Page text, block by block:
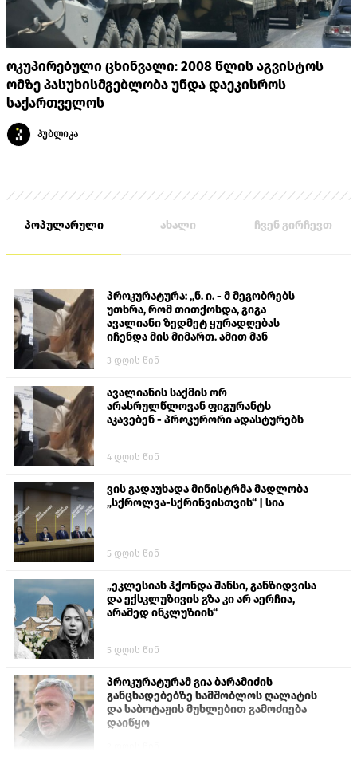
ოკუპირებული ცხინვალი: 2008 წლის აგვისტოს
ომზე პასუხისმგებლობა უნდა დაეკისროს
საქართველოს
პუბლიკა
პოპულარული ახალი ჩვენ გირჩევთ
პროკურატურა: „ნ. ი. - მ მეგობრებს
უთხრა, რომ თითქოსდა, გიგა
ავალიანი ზედმეტ ყურადღებას
იჩენდა მის მიმართ. ამით მან
თავს დასხმოდა გიგა ავალიანს“
3 დღის წინ
ავალიანის საქმის ორ
არასრულწლოვან ფიგურანტს
აკავებენ - პროკურორი ადასტურებს
4 დღის წინ
ვის გადაუხადა მინისტრმა მადლობა
„სქროლვა-სქრინვისთვის“ | სია
5 დღის წინ
„ეკლესიას ჰქონდა შანსი, განზიდვისა
და ექსკლუზივის გზა კი არ აერჩია,
არამედ ინკლუზიის“
5 დღის წინ
პროკურატურამ გია ბარამიძის
განცხადებებზე სამშობლოს ღალატის
და საბოტაჟის მუხლებით გამოძიება
დაიწყო